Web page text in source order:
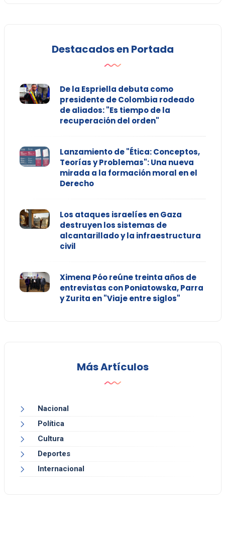
Destacados en Portada
De la Espriella debuta como
presidente de Colombia rodeado
de aliados: "Es tiempo de la
recuperación del orden"
Lanzamiento de "Ética: Conceptos,
Teorías y Problemas": Una nueva
mirada a la formación moral en el
Derecho
Los ataques israelíes en Gaza
destruyen los sistemas de
alcantarillado y la infraestructura
civil
Ximena Póo reúne treinta años de
entrevistas con Poniatowska, Parra
y Zurita en "Viaje entre siglos"
Más Artículos
Nacional
Política
Cultura
Deportes
Internacional